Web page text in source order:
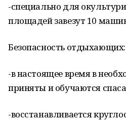
-специально для
площадей завезут 10
Безопасность отдыхающих:
-в настоящее время в
приняты и обучаются
-восстанавливается